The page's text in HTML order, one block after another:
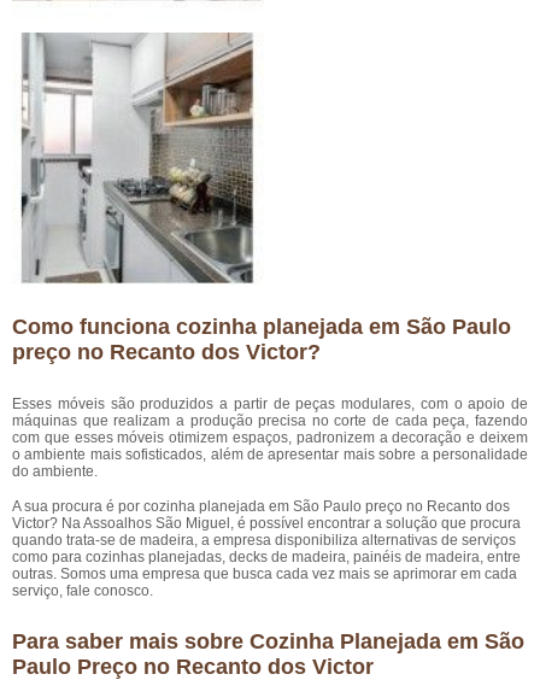
Como funciona cozinha planejada em São Paulo
preço no Recanto dos Victor?
Esses móveis são produzidos a partir de peças modulares, com o apoio de
máquinas que realizam a produção precisa no corte de cada peça, fazendo
com que esses móveis otimizem espaços, padronizem a decoração e deixem
o ambiente mais sofisticados, além de apresentar mais sobre a personalidade
do ambiente.
A sua procura é por cozinha planejada em São Paulo preço no Recanto dos
Victor? Na Assoalhos São Miguel, é possível encontrar a solução que procura
quando trata-se de madeira, a empresa disponibiliza alternativas de serviços
como para cozinhas planejadas, decks de madeira, painéis de madeira, entre
outras. Somos uma empresa que busca cada vez mais se aprimorar em cada
serviço, fale conosco.
Para saber mais sobre Cozinha Planejada em São
Paulo Preço no Recanto dos Victor